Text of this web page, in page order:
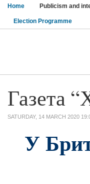
Home Publicism and
Election Programme
Газета
SATURDAY, 14 MARCH 2020
У